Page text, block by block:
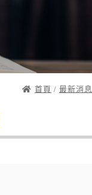
首頁 / 最新消息